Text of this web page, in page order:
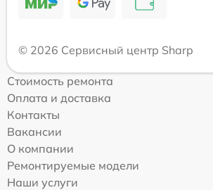
© 2026 Сервисный центр Sharp
Стоимость ремонта
Оплата и доставка
Контакты
Вакансии
О компании
Ремонтируемые модели
Наши услуги